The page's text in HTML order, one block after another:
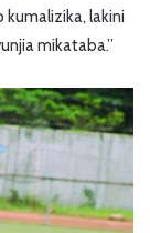
lakini
mikataba.”